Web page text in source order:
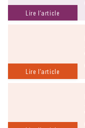
Lire l’article
Lire l’article